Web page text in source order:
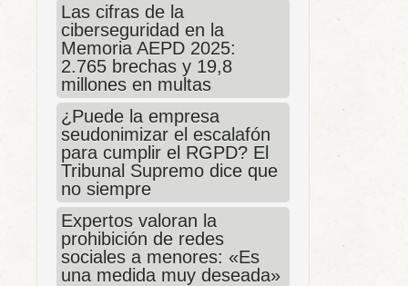
Las cifras de la
ciberseguridad en la
Memoria AEPD 2025:
2.765 brechas y 19,8
millones en multas
¿Puede la empresa
seudonimizar el escalafón
para cumplir el RGPD? El
Tribunal Supremo dice que
no siempre
Expertos valoran la
prohibición de redes
sociales a menores: «Es
una medida muy deseada»